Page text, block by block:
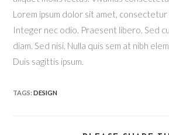
Lorem ipsum dolor sit amet, consectetur
Integer nec odio. Praesent libero. Sed
diam. Sed nisi. Nulla quis sem at nibh
Duis sagittis ipsum.
TAGS:DESIGN